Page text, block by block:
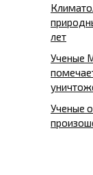
лет
Ученые
Ученые